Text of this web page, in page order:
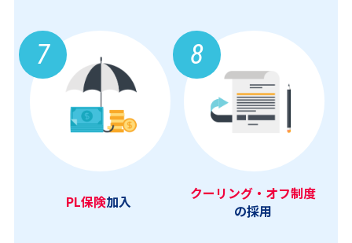
7
PL保険加入
8
クーリング・オフ制度
の採用